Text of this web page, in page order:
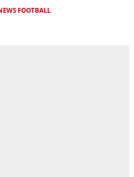
FOOTBALL